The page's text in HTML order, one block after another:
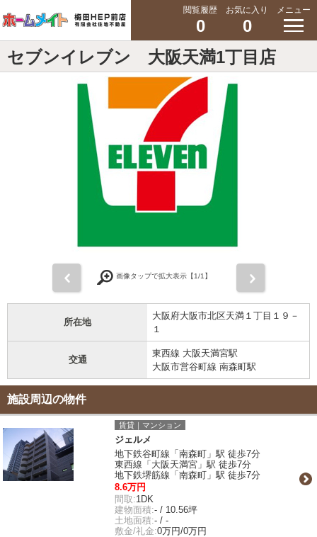
閲覧履歴
0
お気に入り
0
メニュー
セブンイレブン 大阪天満1丁目店
画像タップで拡大表示【1/1】
所在地
大阪府大阪市北区天満１丁目１９－
１
交通
東西線 大阪天満宮駅
大阪市営谷町線 南森町駅
施設周辺の物件
賃貸｜マンション
ジェルメ
地下鉄谷町線「南森町」駅 徒歩7分
東西線「大阪天満宮」駅 徒歩7分
地下鉄堺筋線「南森町」駅 徒歩7分
8.6万円
間取:1DK
建物面積:- / 10.56坪
土地面積:- / -
敷金/礼金:0万円/0万円